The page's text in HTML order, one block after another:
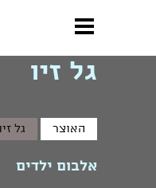
» גל זיו
גל זיו
האוצר גל
אלבום ילדים